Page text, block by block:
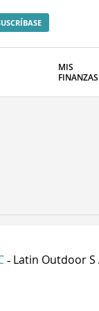
MIS
FINANZAS
- Latin Outdoor S